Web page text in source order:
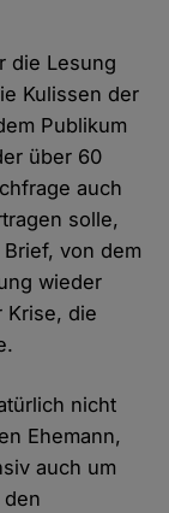
die Lesung
Kulissen der
Publikum
über 60
auch
solle,
von dem
wieder
Krise, die
nicht
Ehemann,
auch um